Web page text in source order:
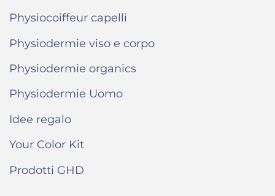
Physiocoiffeur capelli
Physiodermie viso e corpo
Physiodermie organics
Physiodermie Uomo
Idee regalo
Your Color Kit
Prodotti GHD